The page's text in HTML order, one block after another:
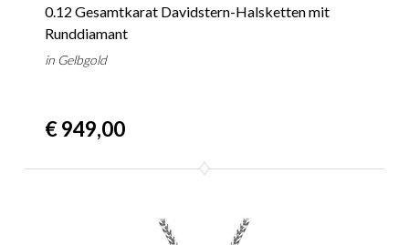
0.12 Gesamtkarat Davidstern-Halsketten mit
Runddiamant
in Gelbgold
€ 949,00